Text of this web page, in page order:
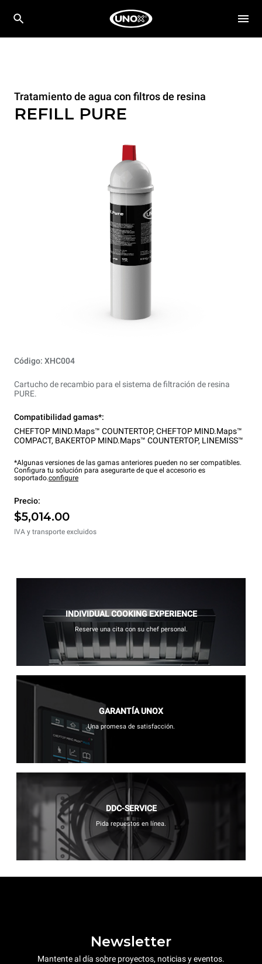
Tratamiento de agua con filtros de resina
REFILL PURE
Código: XHC004
Cartucho de recambio para el sistema de filtración de resina
PURE.
Compatibilidad gamas*:
CHEFTOP MIND.Maps™ COUNTERTOP, CHEFTOP MIND.Maps™
COMPACT, BAKERTOP MIND.Maps™ COUNTERTOP, LINEMISS™
*Algunas versiones de las gamas anteriores pueden no ser compatibles.
Configura tu solución para asegurarte de que el accesorio es
soportado.configure
Precio:
$5,014.00
IVA y transporte excluidos
INDIVIDUAL COOKING EXPERIENCE
Reserve una cita con su chef personal.
GARANTÍA UNOX
Una promesa de satisfacción.
DDC-SERVICE
Pida repuestos en línea.
Newsletter
Mantente al día sobre proyectos, noticias y eventos.